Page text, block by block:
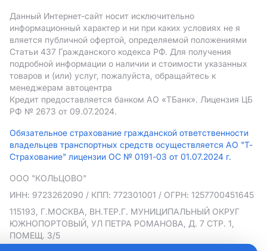
Данный Интернет-сайт носит исключительно
информационный характер и ни при каких условиях не я
вляется публичной офертой, определяемой положениями
Статьи 437 Гражданского кодекса РФ. Для получения
подробной информации о наличии и стоимости указанных
товаров и (или) услуг, пожалуйста, обращайтесь к
менеджерам автоцентра
Кредит предоставляется банком АO «ТБанк». Лицензия ЦБ
РФ № 2673 от 09.07.2024.
Обязательное страхование гражданской ответственности
владельцев транспортных средств осуществляется АО "Т-
Страхование" лицензии ОС № 0191-03 от 01.07.2024 г.
ООО "КОЛЬЦОВО"
ИНН: 9723262090 / КПП: 772301001 / ОГРН: 1257700451645
115193, Г.МОСКВА, ВН.ТЕР.Г. МУНИЦИПАЛЬНЫЙ ОКРУГ
ЮЖНОПОРТОВЫЙ, УЛ ПЕТРА РОМАНОВА, Д. 7 СТР. 1,
ПОМЕЩ. 3/5